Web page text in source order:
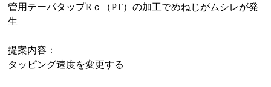
管用テーパタップRｃ（PT）の加工でめねじがムシレが発
生
提案内容：
タッピング速度を変更する